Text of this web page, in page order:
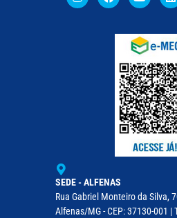
SEDE - ALFENAS
Rua Gabriel Monteiro da Silva,
Alfenas/MG - CEP: 37130-001 |